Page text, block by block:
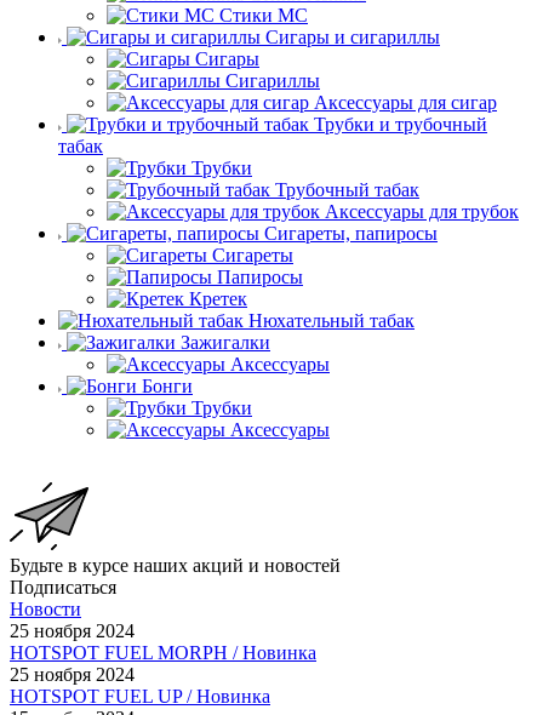
Стики MC
Сигары и сигариллы
Сигары
Сигариллы
Аксессуары для сигар
Трубки и трубочный
табак
Трубки
Трубочный табак
Аксессуары для трубок
Сигареты, папиросы
Сигареты
Папиросы
Кретек
Нюхательный табак
Зажигалки
Аксессуары
Бонги
Трубки
Аксессуары
Будьте в курсе наших акций и новостей
Подписаться
Новости
25 ноября 2024
HOTSPOT FUEL MORPH / Новинка
25 ноября 2024
HOTSPOT FUEL UP / Новинка